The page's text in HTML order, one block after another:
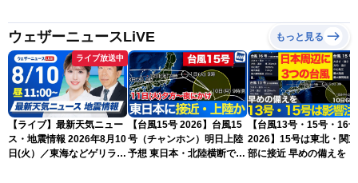
ウェザーニュースLiVE もっと見る
ライブ放送中
【ライブ】最新天気ニュー
ス・地震情報 2026年8月10
日(火）／東海などゲリラ雷
【台風15号 2026】台風15
号（チャンホン）明日上陸
予想 東日本・北陸横断で大
【台風13号・15号・16号
2026】15号は東北・関
部に接近 早めの備えを（